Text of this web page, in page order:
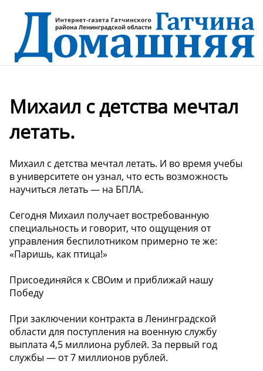
Михаил с детства мечтал
летать.
Михаил с детства мечтал летать. И во время учебы
в университете он узнал, что есть возможность
научиться летать — на БПЛА.
Сегодня Михаил получает востребованную
специальность и говорит, что ощущения от
управления беспилотником примерно те же:
«Паришь, как птица!»
Присоединяйся к СВОим и приближай нашу
Победу
При заключении контракта в Ленинградской
области для поступления на военную службу
выплата 4,5 миллиона рублей. За первый год
службы — от 7 миллионов рублей.